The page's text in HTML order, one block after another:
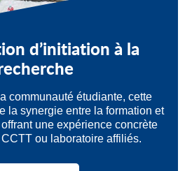
d’initiation à la
communauté étudiante, cette
la synergie entre la formation et
une expérience concrète
ou laboratoire affiliés.